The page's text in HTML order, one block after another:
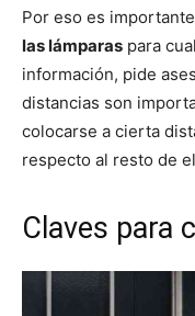
Por eso es importante
las lámparas para
información, pide
distancias son
colocarse a cierta
respecto al resto de
Claves para